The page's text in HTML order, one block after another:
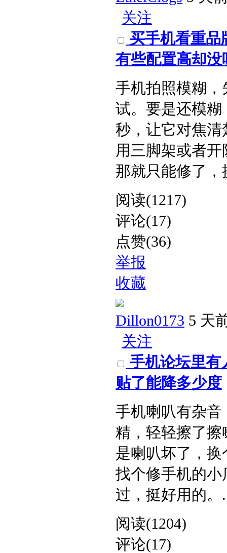
关注
买手机看重品
有些配置高却没
手机拍照模糊
试。要是还模
秒，让它对焦
用三脚架或者
那就只能修了，
阅读(1217)
评论(17)
点赞(36)
举报
收藏
Dillon0173 5 天
关注
手机论坛里有
贴了能降多少度​
手机喇叭有杂
精，轻轻擦了
是喇叭坏了，
找个修手机的
过，挺好用的。​
阅读(1204)
评论(17)